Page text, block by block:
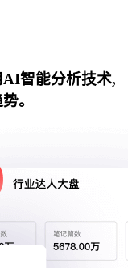
智能分析技术,
。